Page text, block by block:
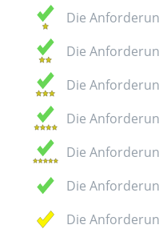
Die
Die
Die
Die
Die
Die
Die